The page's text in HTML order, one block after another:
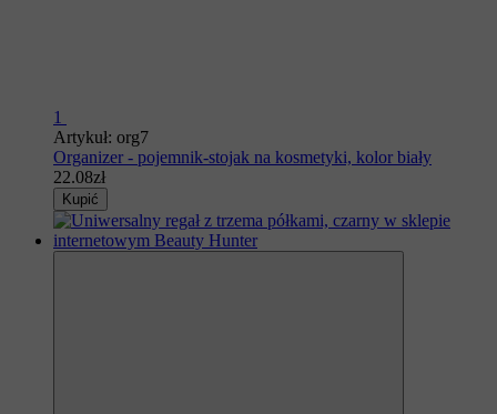
1
Artykuł: org7
Organizer - pojemnik-stojak na kosmetyki, kolor biały
22.08zł
Kupić